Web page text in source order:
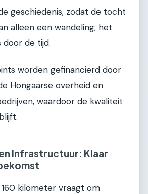
geschiedenis, zodat de tocht
alleen een wandeling; het
de tijd.
worden gefinancierd door
Hongaarse overheid en
waardoor de kwaliteit
Infrastructuur: Klaar
kilometer vraagt om